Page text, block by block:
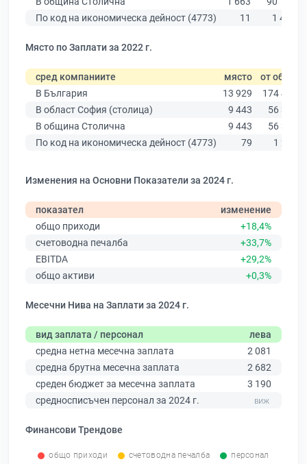
По код на икономическа дейност (4773)
11 1 427
Място по Заплати за 2022 г.
сред компаниите място от общо
В България
13 929
174 403
В област София (столица)
9 443
56 378
В община Столична
9 443
56 378
По код на икономическа дейност (4773)
79 1 231
Изменения на Основни Показатели за 2024 г.
показател
изменение
общо приходи
+18,4%
счетоводна печалба
+33,7%
EBITDA
+29,2%
общо активи
+0,3%
Месечни Нива на Заплати за 2024 г.
вид заплата / персонал
лева
средна нетна месечна заплата
2 081
средна брутна месечна заплата
2 682
среден бюджет за месечна заплата
3 190
средносписъчен персонал за 2024 г.
Финансови Трендове
общо приходи счетоводна печалба персонал